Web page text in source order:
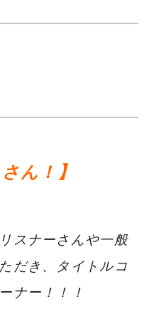
ん！】
スナーさんや一般
だき、タイトルコ
ナー！！！